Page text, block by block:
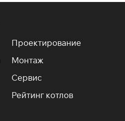
Проектирование
Монтаж
Сервис
Рейтинг котлов